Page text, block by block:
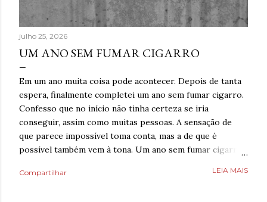
julho 25, 2026
UM ANO SEM FUMAR CIGARRO
Em um ano muita coisa pode acontecer. Depois de tanta
espera, finalmente completei um ano sem fumar cigarro.
Confesso que no início não tinha certeza se iria
conseguir, assim como muitas pessoas. A sensação de
que parece impossível toma conta, mas a de que é
possível também vem à tona. Um ano sem fumar cigarro.
estava mais interessado no quanto havia ganhado de
Compartilhar LEIA MAIS